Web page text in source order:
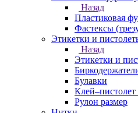
Назад
Пластиковая
Фастексы
Этикетки и
Назад
Этикетки и
Булавки
Клей–пистолет
Рулон размер